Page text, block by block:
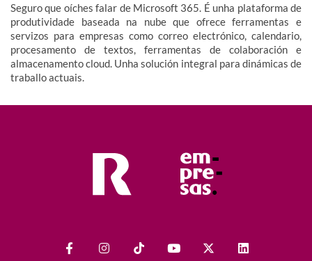
Seguro que oíches falar de Microsoft 365. É unha plataforma de
produtividade baseada na nube que ofrece ferramentas e
servizos para empresas como correo electrónico, calendario,
procesamento de textos, ferramentas de colaboración e
almacenamento cloud. Unha solución integral para dinámicas de
traballo actuais.